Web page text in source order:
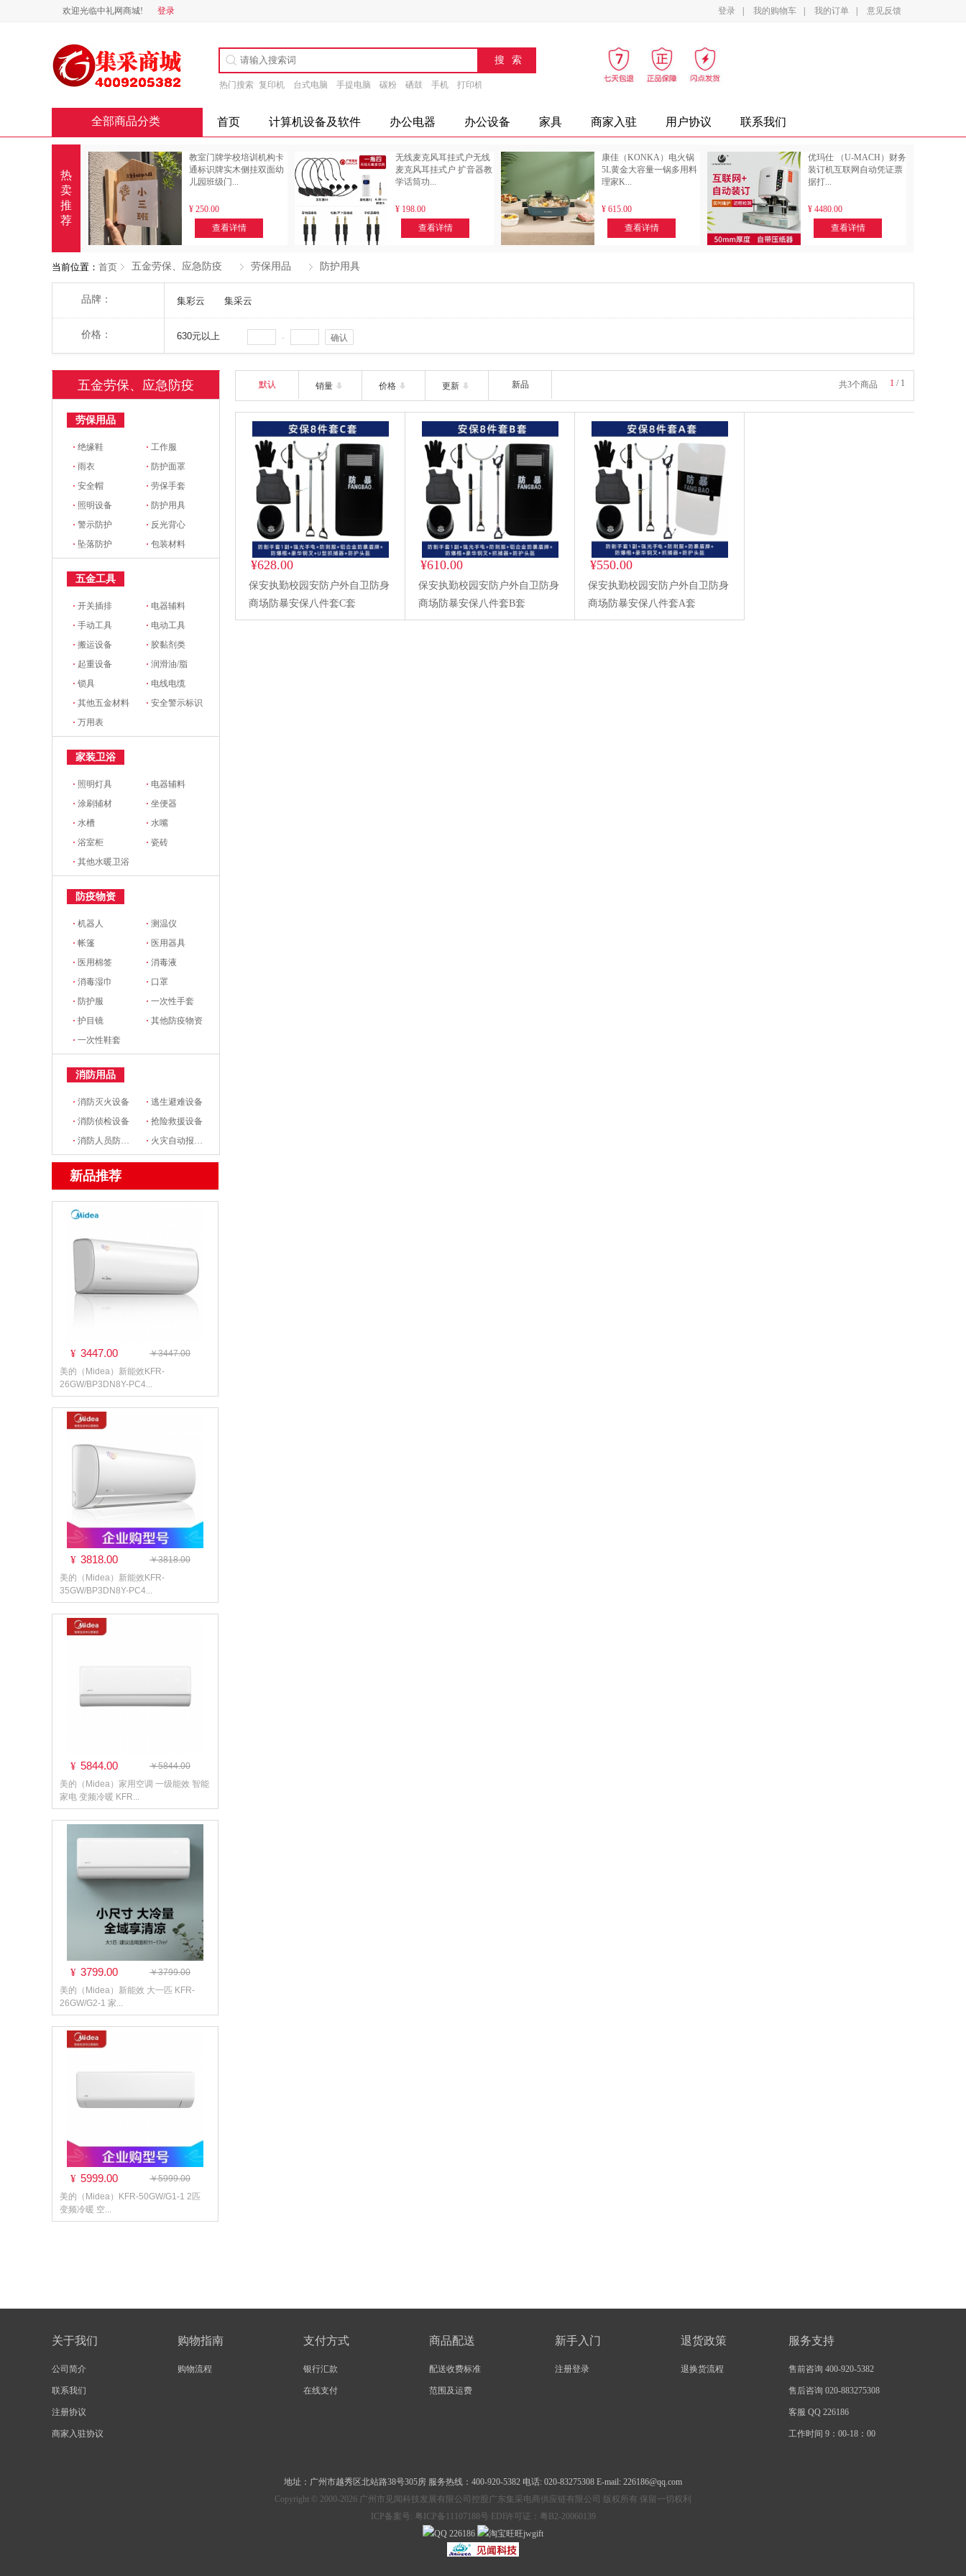
欢迎光临中礼网商城! 登录 登录 我的购物车 我的订单 意见反馈
热门搜索 复印机 台式电脑 手提电脑 碳粉 硒鼓 手机 打印机 办公设备 摄影设备 家电 办公家具
全部商品分类 首页 计算机设备及软件 办公电器 办公设备 家具 商家入驻 用户协议 联系我们
热
卖
推
荐
教室门牌学校培训机构卡
通标识牌实木侧挂双面幼
儿园班级门...
¥ 250.00
查看详情
无线麦克风耳挂式户无线
麦克风耳挂式户 扩音器教
学话筒功...
¥ 198.00
查看详情
康佳（KONKA）电火锅
5L黄金大容量一锅多用料
理家K...
¥ 615.00
查看详情
优玛仕 （U-MACH）财务
装订机互联网自动凭证票
据打...
¥ 4480.00
查看详情
当前位置： 首页 五金劳保、应急防疫 劳保用品 防护用具
品牌： 集彩云 集采云
多选
价格： 630元以上 - 确认
五金劳保、应急防疫
劳保用品
·绝缘鞋 ·工作服
·雨衣 · 防护面罩
·安全帽 ·劳保手套
· 照明设备 · 防护用具
·警示防护 · 反光背心
· 坠落防护 ·包装材料
五金工具
·开关插排 · 电器辅料
·手动工具 · 电动工具
·搬运设备 · 胶黏剂类
· 起重设备 ·润滑油/脂
·锁具 · 电线电缆
·其他五金材料 ·安全警示标识
·万用表
家装卫浴
· 照明灯具 · 电器辅料
·涂刷辅材 ·坐便器
·水槽 ·水嘴
·浴室柜 ·瓷砖
·其他水暖卫浴
防疫物资
·机器人 ·测温仪
·帐篷 · 医用器具
· 医用棉签 ·消毒液
·消毒湿巾 · 口罩
· 防护服 ·一次性手套
·护目镜 ·其他防疫物资
·一次性鞋套
消防用品
·消防灭火设备 ·逃生避难设备
·消防侦检设备 ·抢险救援设备
·消防人员防护设备 · 火灾自动报警设备
新品推荐
¥ 3447.00
￥3447.00
美的（Midea）新能效KFR-
26GW/BP3DN8Y-PC4...
¥ 3818.00
￥3818.00
美的（Midea）新能效KFR-
35GW/BP3DN8Y-PC4...
¥ 5844.00
￥5844.00
美的（Midea）家用空调 一级能效 智能
家电 变频冷暖 KFR...
¥ 3799.00
￥3799.00
美的（Midea）新能效 大一匹 KFR-
26GW/G2-1 家...
¥ 5999.00
￥5999.00
美的（Midea）KFR-50GW/G1-1 2匹
变频冷暖 空...
默认 销量 价格 更新 新品 共3个商品 1 / 1
¥628.00
保安执勤校园安防户外自卫防身
商场防暴安保八件套C套
¥610.00
保安执勤校园安防户外自卫防身
商场防暴安保八件套B套
¥550.00
保安执勤校园安防户外自卫防身
商场防暴安保八件套A套
关于我们
公司简介
联系我们
注册协议
商家入驻协议
购物指南
购物流程
支付方式
银行汇款
在线支付
商品配送
配送收费标准
范围及运费
新手入门
注册登录
退货政策
退换货流程
服务支持
售前咨询 400-920-5382
售后咨询 020-883275308
客服 QQ 226186
工作时间 9：00-18：00
地址： 广州市越秀区北站路38号305房 服务热线：400-920-5382 电话: 020-83275308 E-mail: 226186@qq.com
Copyright © 2000-2026 广州市见闻科技发展有限公司控股广东集采电商供应链有限公司 版权所有 保留一切权利
ICP备案号: 粤ICP备11107188号 EDI许可证：粤B2-20060139
226186
jwgift